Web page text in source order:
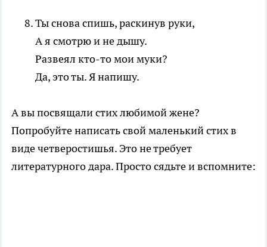
Ты снова спишь, раскинув руки,
А я смотрю и не дышу.
Развеял кто-то мои муки?
Да, это ты. Я напишу.
А вы посвящали стих любимой жене?
Попробуйте написать свой маленький стих в
виде четверостишья. Это не требует
литературного дара. Просто сядьте и вспомните: